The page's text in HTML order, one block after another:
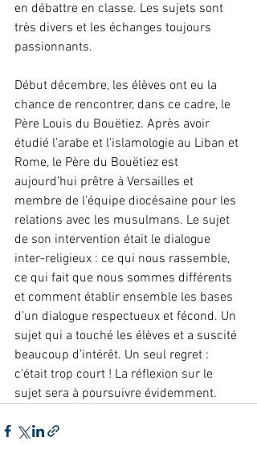
en débattre en classe. Les sujets sont
très divers et les échanges toujours
passionnants.
Début décembre, les élèves ont eu la
chance de rencontrer, dans ce cadre, le
Père Louis du Bouëtiez. Après avoir
étudié l’arabe et l’islamologie au Liban et
Rome, le Père du Bouëtiez est
aujourd’hui prêtre à Versailles et
membre de l’équipe diocésaine pour les
relations avec les musulmans. Le sujet
de son intervention était le dialogue
inter-religieux : ce qui nous rassemble,
ce qui fait que nous sommes différents
et comment établir ensemble les bases
d’un dialogue respectueux et fécond. Un
sujet qui a touché les élèves et a suscité
beaucoup d’intérêt. Un seul regret :
c’était trop court ! La réflexion sur le
sujet sera à poursuivre évidemment.